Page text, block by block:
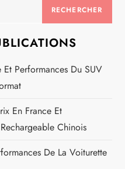
Performances Du SUV
En France Et
Chinois
De La Voiturette